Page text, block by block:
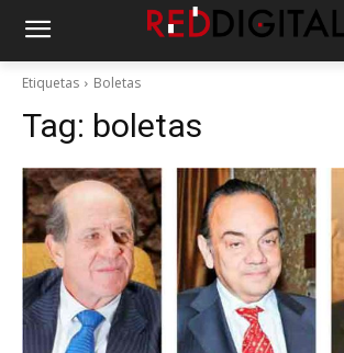
Etiquetas Boletas
Tag: boletas